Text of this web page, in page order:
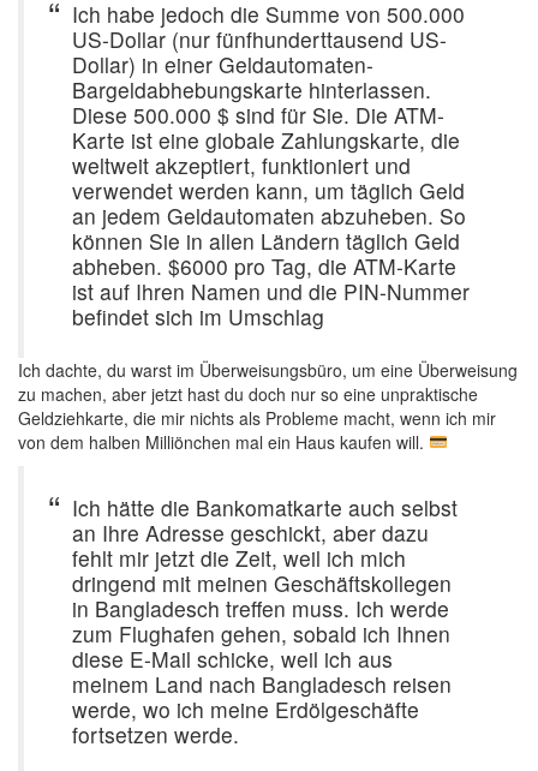
Ich habe jedoch die Summe von 500.000
US-Dollar (nur fünfhunderttausend US-
Dollar) in einer Geldautomaten-
Bargeldabhebungskarte hinterlassen.
Diese 500.000 $ sind für Sie. Die ATM-
Karte ist eine globale Zahlungskarte, die
weltweit akzeptiert, funktioniert und
verwendet werden kann, um täglich Geld
an jedem Geldautomaten abzuheben. So
können Sie in allen Ländern täglich Geld
abheben. $6000 pro Tag, die ATM-Karte
ist auf Ihren Namen und die PIN-Nummer
befindet sich im Umschlag
Ich dachte, du warst im Überweisungsbüro, um eine Überweisung
zu machen, aber jetzt hast du doch nur so eine unpraktische
Geldziehkarte, die mir nichts als Probleme macht, wenn ich mir
von dem halben Milliönchen mal ein Haus kaufen will.
Ich hätte die Bankomatkarte auch selbst
an Ihre Adresse geschickt, aber dazu
fehlt mir jetzt die Zeit, weil ich mich
dringend mit meinen Geschäftskollegen
in Bangladesch treffen muss. Ich werde
zum Flughafen gehen, sobald ich Ihnen
diese E-Mail schicke, weil ich aus
meinem Land nach Bangladesch reisen
werde, wo ich meine Erdölgeschäfte
fortsetzen werde.